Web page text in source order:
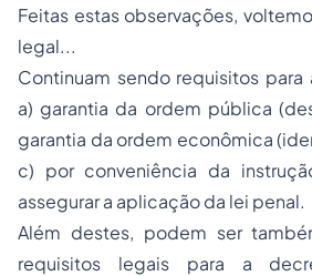
Feitas estas observações,
legal...
Continuam sendo requisitos para
a) garantia da ordem pública
garantia da ordem econômica
c) por conveniência da
assegurar a aplicação da lei penal.
Além destes, podem ser
requisitos legais para a